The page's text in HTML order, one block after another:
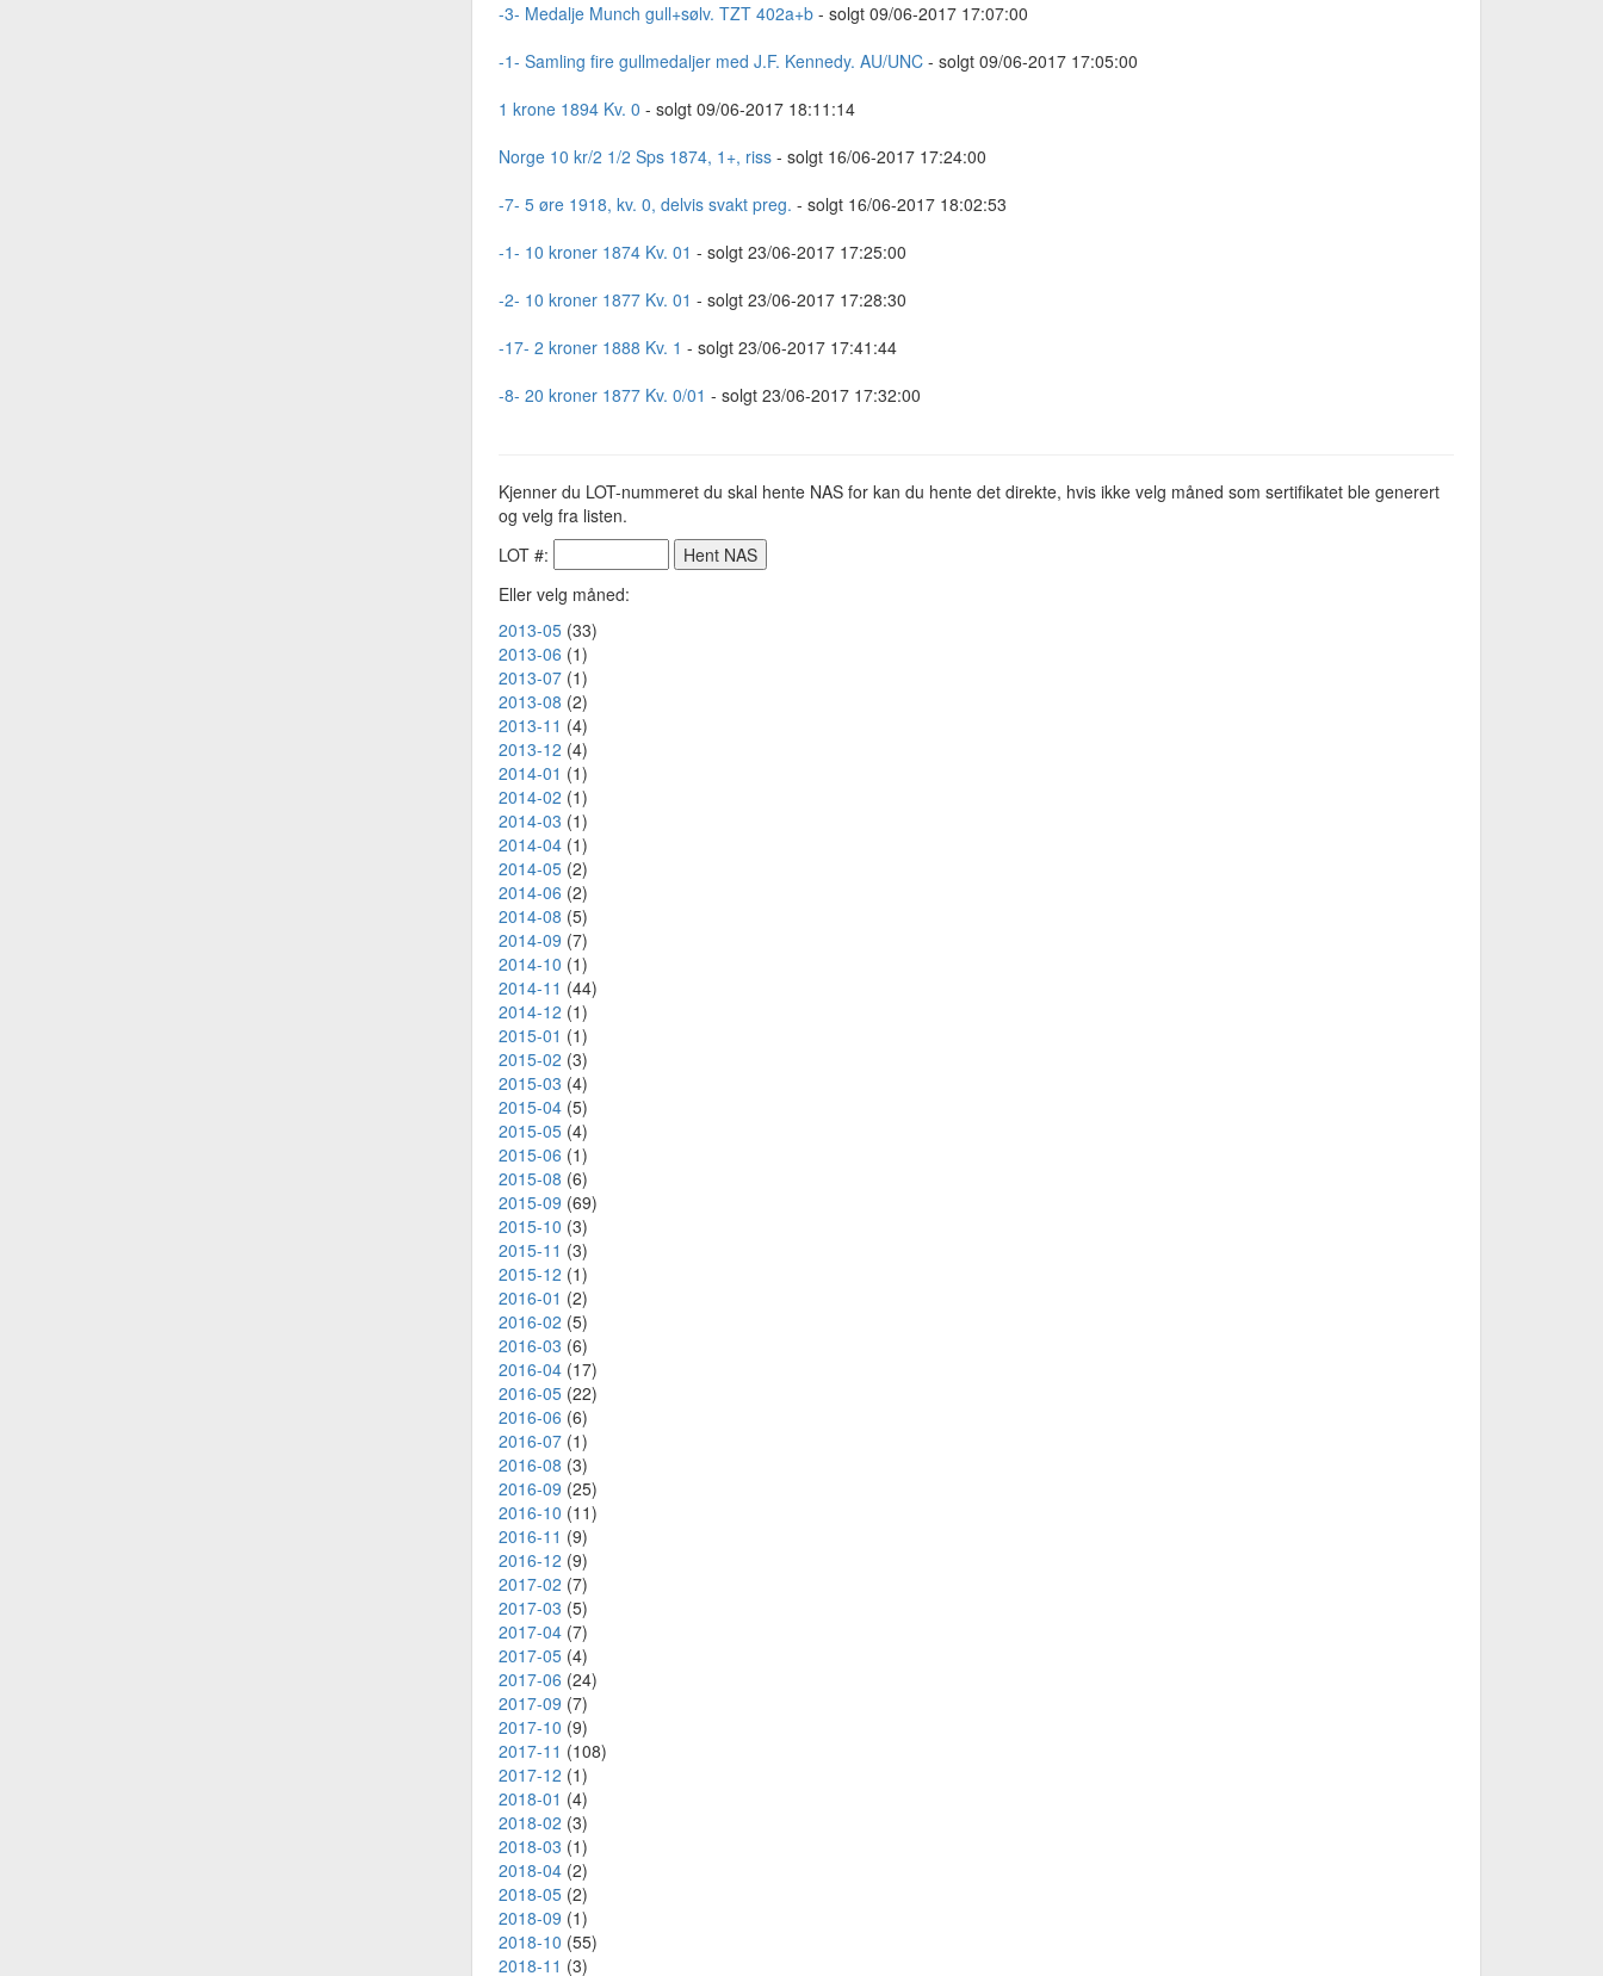
-3- Medalje Munch gull+sølv. TZT 402a+b- solgt 09/06-2017 17:07:00
-1- Samling fire gullmedaljer med J.F. Kennedy. AU/UNC- solgt 09/06-2017 17:05:00
1 krone 1894 Kv. 0 - solgt 09/06-2017 18:11:14
Norge 10 kr/2 1/2 Sps 1874, 1+, riss- solgt 16/06-2017 17:24:00
-7- 5 øre 1918, kv. 0, delvis svakt preg. - solgt 16/06-2017 18:02:53
-1- 10 kroner 1874 Kv. 01 - solgt 23/06-2017 17:25:00
-2- 10 kroner 1877 Kv. 01 - solgt 23/06-2017 17:28:30
-17- 2 kroner 1888 Kv. 1 - solgt 23/06-2017 17:41:44
-8- 20 kroner 1877 Kv. 0/01 - solgt 23/06-2017 17:32:00
Kjenner du LOT-nummeret du skal hente NAS for kan du hente det direkte, hvis ikke velg måned som sertifikatet ble generert
og velg fra listen.
LOT #:
Eller velg måned:
2013-05(33)
2013-06 (1)
2013-07(1)
2013-08 (2)
2013-11 (4)
2013-12 (4)
2014-01 (1)
2014-02 (1)
2014-03 (1)
2014-04(1)
2014-05(2)
2014-06 (2)
2014-08 (5)
2014-09 (7)
2014-10 (1)
2014-11 (44)
2014-12 (1)
2015-01 (1)
2015-02 (3)
2015-03 (4)
2015-04(5)
2015-05(4)
2015-06 (1)
2015-08 (6)
2015-09 (69)
2015-10 (3)
2015-11 (3)
2015-12 (1)
2016-01 (2)
2016-02 (5)
2016-03 (6)
2016-04(17)
2016-05(22)
2016-06 (6)
2016-07(1)
2016-08 (3)
2016-09 (25)
2016-10 (11)
2016-11 (9)
2016-12 (9)
2017-02 (7)
2017-03 (5)
2017-04(7)
2017-05(4)
2017-06 (24)
2017-09 (7)
2017-10 (9)
2017-11 (108)
2017-12 (1)
2018-01 (4)
2018-02 (3)
2018-03 (1)
2018-04(2)
2018-05(2)
2018-09 (1)
2018-10 (55)
2018-11 (3)